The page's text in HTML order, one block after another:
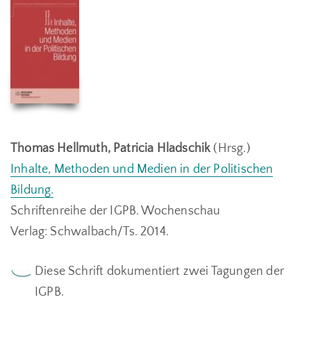
Thomas Hellmuth, Patricia Hladschik (Hrsg.)
Inhalte, Methoden und Medien in der Politischen
Bildung.
Schriftenreihe der IGPB. Wochenschau
Verlag: Schwalbach/Ts. 2014.
Diese Schrift dokumentiert zwei Tagungen der
IGPB.